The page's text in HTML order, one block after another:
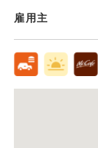
雇用主